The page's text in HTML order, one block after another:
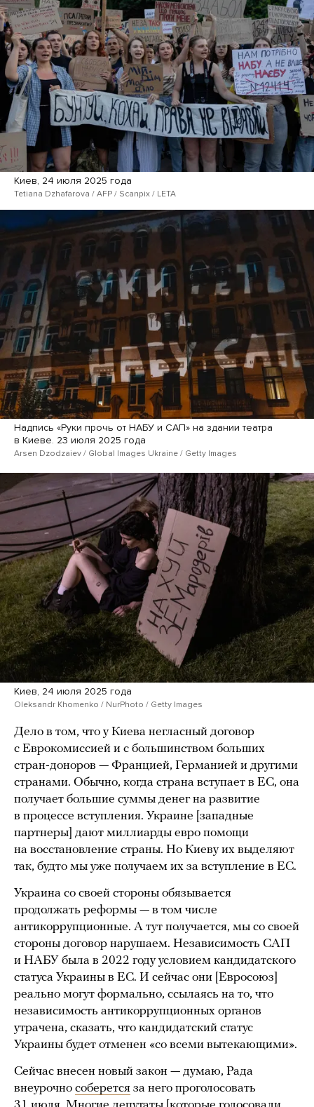
Киев, 24 июля 2025 года
Tetiana Dzhafarova / AFP / Scanpix / LETA
Надпись «Руки прочь от НАБУ и САП» на здании театра
в Киеве. 23 июля 2025 года
Arsen Dzodzaiev / Global Images Ukraine / Getty Images
Киев, 24 июля 2025 года
Oleksandr Khomenko / NurPhoto / Getty Images
Дело в том, что у Киева негласный договор
с Еврокомиссией и с большинством больших
стран-доноров — Францией, Германией и другими
странами. Обычно, когда страна вступает в ЕС, она
получает большие суммы денег на развитие
в процессе вступления. Украине [западные
партнеры] дают миллиарды евро помощи
на восстановление страны. Но Киеву их выделяют
так, будто мы уже получаем их за вступление в ЕС.
Украина со своей стороны обязывается
продолжать реформы — в том числе
антикоррупционные. А тут получается, мы со своей
стороны договор нарушаем. Независимость САП
и НАБУ была в 2022 году условием кандидатского
статуса Украины в ЕС. И сейчас они [Евросоюз]
реально могут формально, ссылаясь на то, что
независимость антикоррупционных органов
утрачена, сказать, что кандидатский статус
Украины будет отменен «со всеми вытекающими».
Сейчас внесен новый закон — думаю, Рада
внеурочно соберется за него проголосовать